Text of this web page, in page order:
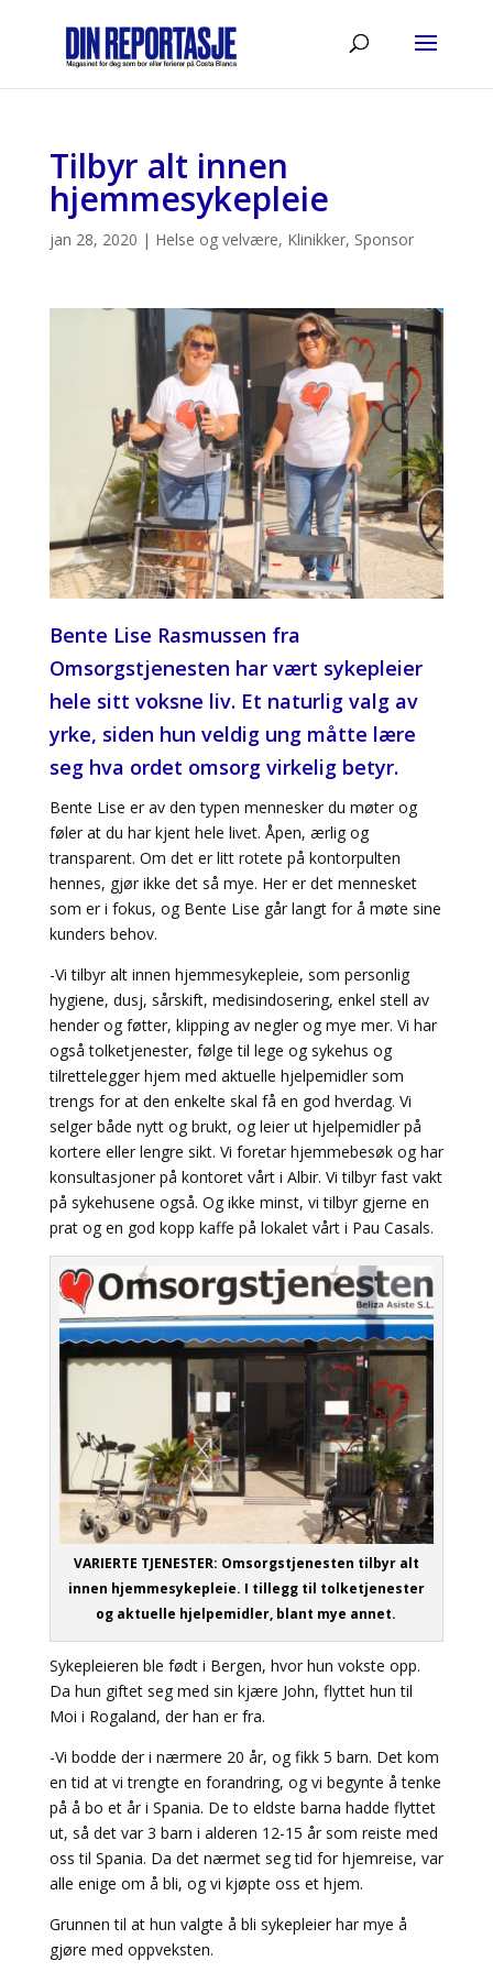
Tilbyr alt innen
hjemmesykepleie
jan 28, 2020 | Helse og velvære, Klinikker, Sponsor
Bente Lise Rasmussen fra
Omsorgstjenesten har vært sykepleier
hele sitt voksne liv. Et naturlig valg av
yrke, siden hun veldig ung måtte lære
seg hva ordet omsorg virkelig betyr.
Bente Lise er av den typen mennesker du møter og
føler at du har kjent hele livet. Åpen, ærlig og
transparent. Om det er litt rotete på kontorpulten
hennes, gjør ikke det så mye. Her er det mennesket
som er i fokus, og Bente Lise går langt for å møte sine
kunders behov.
-Vi tilbyr alt innen hjemmesykepleie, som personlig
hygiene, dusj, sårskift, medisindosering, enkel stell av
hender og føtter, klipping av negler og mye mer. Vi har
også tolketjenester, følge til lege og sykehus og
tilrettelegger hjem med aktuelle hjelpemidler som
trengs for at den enkelte skal få en god hverdag. Vi
selger både nytt og brukt, og leier ut hjelpemidler på
kortere eller lengre sikt. Vi foretar hjemmebesøk og har
konsultasjoner på kontoret vårt i Albir. Vi tilbyr fast vakt
på sykehusene også. Og ikke minst, vi tilbyr gjerne en
prat og en god kopp kaffe på lokalet vårt i Pau Casals.
VARIERTE TJENESTER: Omsorgstjenesten tilbyr alt
innen hjemmesykepleie. I tillegg til tolketjenester
og aktuelle hjelpemidler, blant mye annet.
Sykepleieren ble født i Bergen, hvor hun vokste opp.
Da hun giftet seg med sin kjære John, flyttet hun til
Moi i Rogaland, der han er fra.
-Vi bodde der i nærmere 20 år, og fikk 5 barn. Det kom
en tid at vi trengte en forandring, og vi begynte å tenke
på å bo et år i Spania. De to eldste barna hadde flyttet
ut, så det var 3 barn i alderen 12-15 år som reiste med
oss til Spania. Da det nærmet seg tid for hjemreise, var
alle enige om å bli, og vi kjøpte oss et hjem.
Grunnen til at hun valgte å bli sykepleier har mye å
gjøre med oppveksten.